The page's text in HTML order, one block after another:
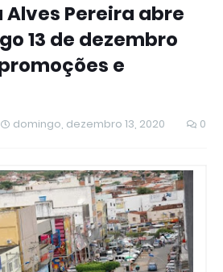
Pereira abre
13 de dezembro
e
domingo, dezembro 13, 2020 0